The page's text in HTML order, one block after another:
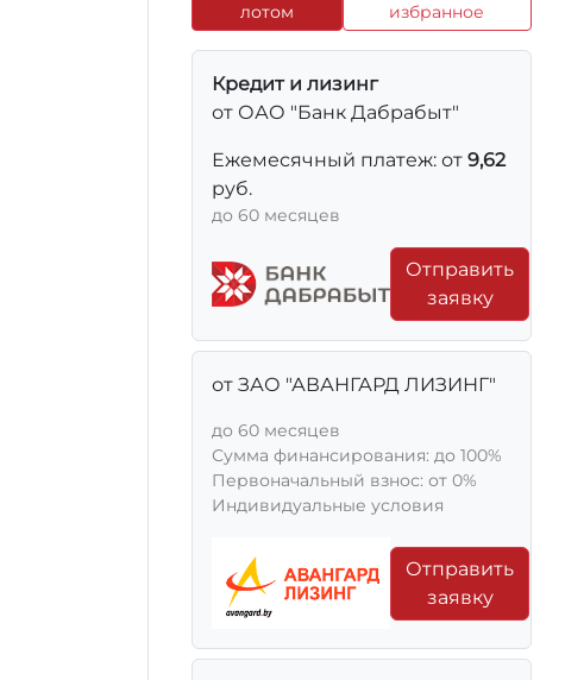
лотом
избранное
Кредит и лизинг
от ОАО "Банк Дабрабыт"
Ежемесячный платеж: от 9,62
руб.
до 60 месяцев
Отправить
заявку
от ЗАО "АВАНГАРД ЛИЗИНГ"
до 60 месяцев
Сумма финансирования: до 100%
Первоначальный взнос: от 0%
Индивидуальные условия
Отправить
заявку